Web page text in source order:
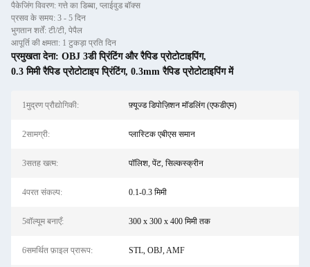
पैकेजिंग विवरण: गत्ते का डिब्बा, प्लाईवुड बॉक्स
प्रसव के समय: 3 - 5 दिन
भुगतान शर्तें: टी/टी, पेपैल
आपूर्ति की क्षमता: 1 टुकड़ा प्रति दिन
प्रमुखता देना: OBJ 3डी प्रिंटिंग और रैपिड प्रोटोटाइपिंग,
0.3 मिमी रैपिड प्रोटोटाइप प्रिंटिंग, 0.3mm रैपिड प्रोटोटाइपिंग में
1मुद्रण प्रौद्योगिकी: फ़्यूज्ड डिपोज़िशन मॉडलिंग (एफडीएम)
2सामग्री: प्लास्टिक एबीएस समान
3सतह खत्म: पॉलिश, पेंट, सिल्कस्क्रीन
4परत संकल्प: 0.1-0.3 मिमी
5वॉल्यूम बनाएँ: 300 x 300 x 400 मिमी तक
6समर्थित फ़ाइल प्रारूप: STL, OBJ, AMF